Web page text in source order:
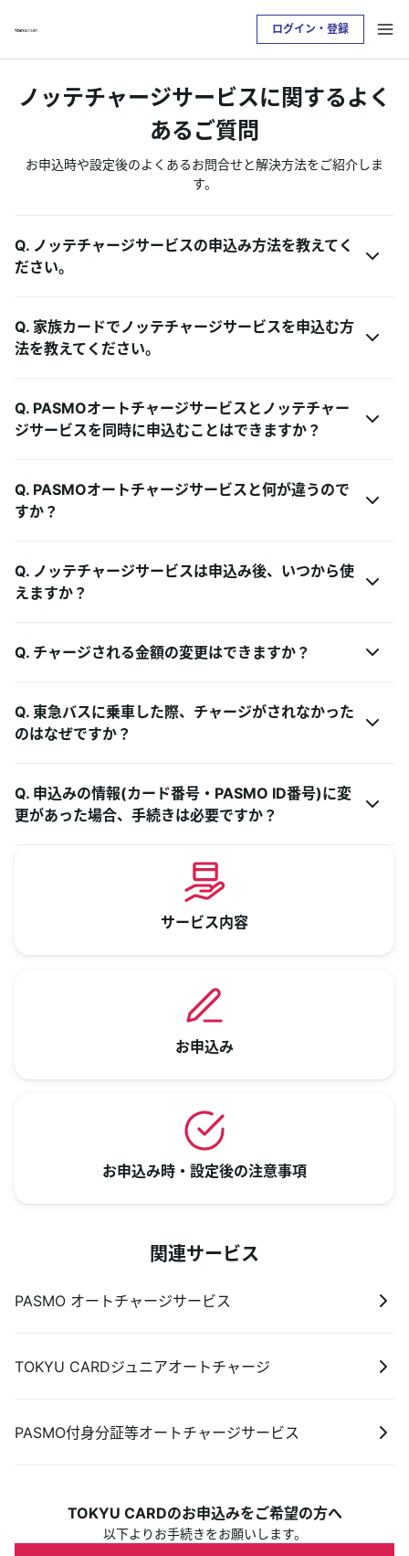
ログイン・登録
お支払い明細を確認したい方は
クレジットサービスへログインが必要です
ログイン・登録
カードをつくる
TOKYU POINTについて
あんしんサポート
キャンペーン
サイト内検索
ノッテチャージサービスに関するよく
あるご質問
お申込時や設定後のよくあるお問合せと解決方法をご紹介しま
す。
Q. ノッテチャージサービスの申込み方法を教えてく
ださい。
Q. 家族カードでノッテチャージサービスを申込む方
法を教えてください。
Q. PASMOオートチャージサービスとノッテチャー
ジサービスを同時に申込むことはできますか？
Q. PASMOオートチャージサービスと何が違うので
すか？
Q. ノッテチャージサービスは申込み後、いつから使
えますか？
Q. チャージされる金額の変更はできますか？
Q. 東急バスに乗車した際、チャージがされなかった
のはなぜですか？
Q. 申込みの情報(カード番号・PASMO ID番号)に変
更があった場合、手続きは必要ですか？
サービス内容
お申込み
お申込み時・設定後の注意事項
関連サービス
PASMO オートチャージサービス
TOKYU CARDジュニアオートチャージ
PASMO付身分証等オートチャージサービス
TOKYU CARDのお申込みをご希望の方へ
以下よりお手続きをお願いします。